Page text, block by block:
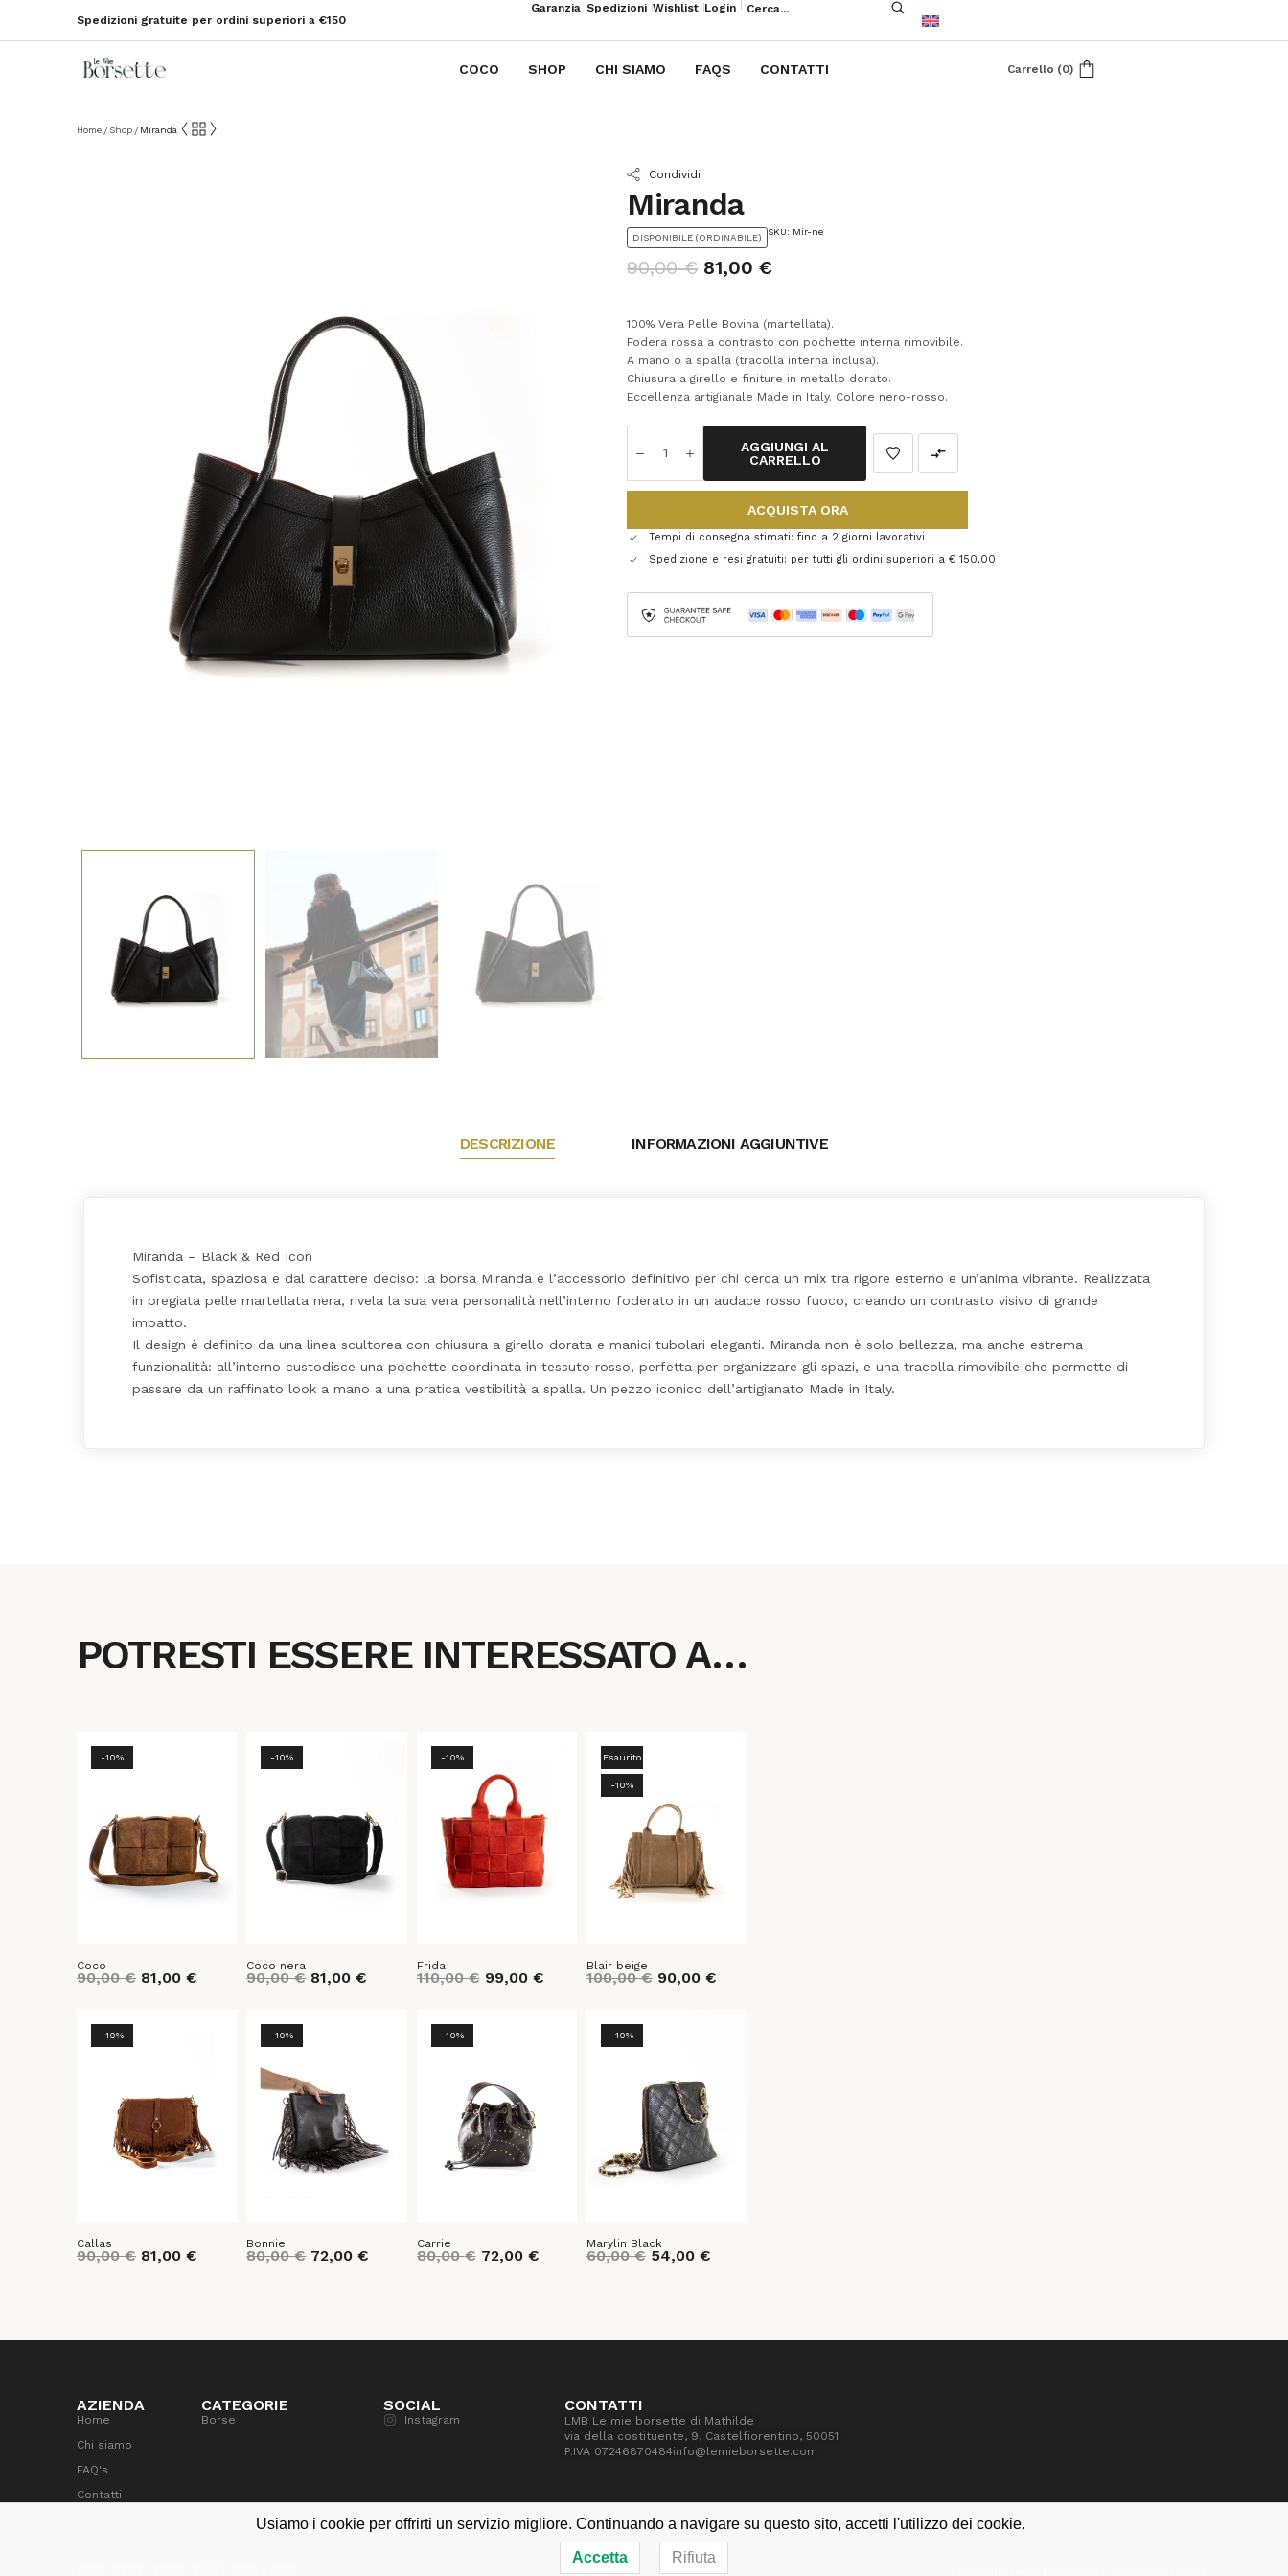
Spedizioni gratuite per ordini superiori a €150
Garanzia Spedizioni Wishlist Login
COCO SHOP CHI SIAMO FAQS CONTATTI Carrello (0)
Home / Shop / Miranda
Condividi
Miranda
DISPONIBILE (ORDINABILE)
SKU: Mir-ne
90,00€ 81,00€
100% Vera Pelle Bovina (martellata).
Fodera rossa a contrasto con pochette interna rimovibile.
A mano o a spalla (tracolla interna inclusa).
Chiusura a girello e finiture in metallo dorato.
Eccellenza artigianale Made in Italy. Colore nero-rosso.
AGGIUNGI AL
CARRELLO
ACQUISTA ORA
Tempi di consegna stimati: fino a 2 giorni lavorativi
Spedizione e resi gratuiti: per tutti gli ordini superiori a € 150,00
DESCRIZIONE INFORMAZIONI AGGIUNTIVE
Miranda – Black & Red Icon
Sofisticata, spaziosa e dal carattere deciso: la borsa Miranda è l’accessorio definitivo per chi cerca un mix tra rigore esterno e un’anima vibrante. Realizzata
in pregiata pelle martellata nera, rivela la sua vera personalità nell’interno foderato in un audace rosso fuoco, creando un contrasto visivo di grande
impatto.
Il design è definito da una linea scultorea con chiusura a girello dorata e manici tubolari eleganti. Miranda non è solo bellezza, ma anche estrema
funzionalità: all’interno custodisce una pochette coordinata in tessuto rosso, perfetta per organizzare gli spazi, e una tracolla rimovibile che permette di
passare da un raffinato look a mano a una pratica vestibilità a spalla. Un pezzo iconico dell’artigianato Made in Italy.
POTRESTI ESSERE INTERESSATO A…
-10%
Coco
90,00€ 81,00 €
-10%
Coco nera
90,00€ 81,00€
-10%
Frida
110,00€ 99,00 €
Esaurito
-10%
Blair beige
100,00€ 90,00 €
-10%
Callas
90,00€ 81,00 €
-10%
Bonnie
80,00€ 72,00€
-10%
Carrie
80,00€ 72,00 €
-10%
Marylin Black
60,00€ 54,00 €
AZIENDA
Home
Chi siamo
FAQ's
Contatti
CATEGORIE
Borse
SOCIAL
Instagram
CONTATTI
LMB Le mie borsette di Mathilde
via della costituente, 9, Castelfiorentino, 50051
P.IVA 07246870484info@lemieborsette.com
Usiamo i cookie per offrirti un servizio migliore. Continuando a navigare su questo sito, accetti l'utilizzo dei cookie.
Accetta Rifiuta